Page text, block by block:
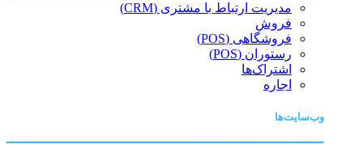
مدیریت ارتباط با مشتری (CRM)
فروش
فروشگاهی (POS)
رستوران (POS)
اشتراک‌ها
اجاره
وب‌سایت‌ها